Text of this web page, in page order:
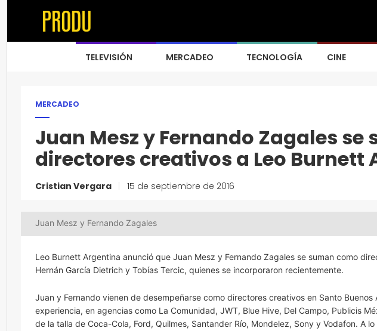
TELEVISIÓN MERCADEO TECNOLOGÍA CINE
MERCADEO
Juan Mesz y Fernando Zagales se
directores creativos a Leo Burnett
Cristian Vergara 15 de septiembre de 2016
Juan Mesz y Fernando Zagales
Leo Burnett Argentina anunció que Juan Mesz y Fernando Zagales se suman como
Hernán García Dietrich y Tobías Tercic, quienes se incorporaron recientemente.
Juan y Fernando vienen de desempeñarse como directores creativos en Santo
experiencia, en agencias como La Comunidad, JWT, Blue Hive, Del Campo, Publicis
de la talla de Coca-Cola, Ford, Quilmes, Santander Río, Mondelez, Sony y Vodafon. A